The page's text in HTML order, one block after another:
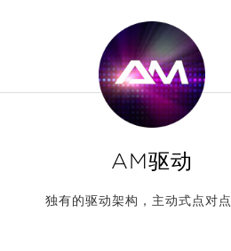
AM驱动
独有的驱动架构，主动式点对